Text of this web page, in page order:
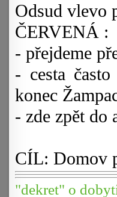
Odsud vlevo
ČERVENÁ :
- přejdeme
- cesta
konec
- zde zpět do
CÍL: Domov
"dekret" o